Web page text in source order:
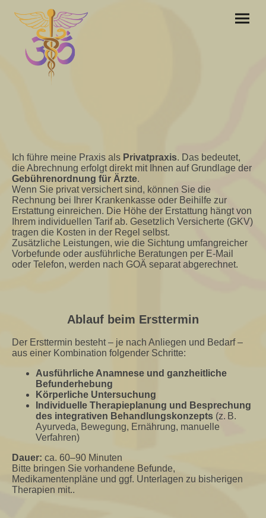
Ich führe meine Praxis als Privatpraxis. Das bedeutet,
die Abrechnung erfolgt direkt mit Ihnen auf Grundlage der
Gebührenordnung für Ärzte.
Wenn Sie privat versichert sind, können Sie die
Rechnung bei Ihrer Krankenkasse oder Beihilfe zur
Erstattung einreichen. Die Höhe der Erstattung hängt von
Ihrem individuellen Tarif ab. Gesetzlich Versicherte (GKV)
tragen die Kosten in der Regel selbst.
Zusätzliche Leistungen, wie die Sichtung umfangreicher
Vorbefunde oder ausführliche Beratungen per E-Mail
oder Telefon, werden nach GOÄ separat abgerechnet.
Ablauf beim Ersttermin
Der Ersttermin besteht – je nach Anliegen und Bedarf –
aus einer Kombination folgender Schritte:
Ausführliche Anamnese und ganzheitliche
Befunderhebung
Körperliche Untersuchung
Individuelle Therapieplanung und Besprechung
des integrativen Behandlungskonzepts (z. B.
Ayurveda, Bewegung, Ernährung, manuelle
Verfahren)
Dauer: ca. 60–90 Minuten
Bitte bringen Sie vorhandene Befunde,
Medikamentenpläne und ggf. Unterlagen zu bisherigen
Therapien mit..